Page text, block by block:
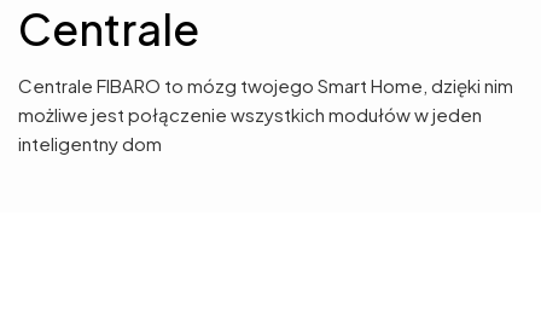
Centrale
Centrale FIBARO to mózg twojego Smart Home, dzięki nim
możliwe jest połączenie wszystkich modułów w jeden
inteligentny dom